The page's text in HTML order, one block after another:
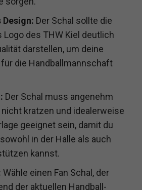
Der Schal sollte die
Logo des THW Kiel deutlich
darstellen, um deine
die Handballmannschaft
Der Schal muss angenehm
kratzen und idealerweise
geeignet sein, damit du
in der Halle als auch
kannst.
Wähle einen Fan Schal, der
der aktuellen Handball-